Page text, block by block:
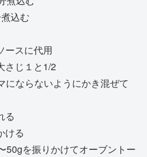
込む
ースに代用
さじ１と1/2
ならないようにかき混ぜて
る
ける
50gを振りかけてオーブントー